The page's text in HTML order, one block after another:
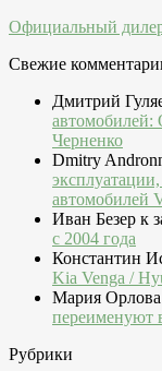
Официальный
Свежие
Дмитрий
Черненко
Dmitry
автомобилей
Иван Безер к
c 2004 года
Константин
Kia Venga /
Мария Орлова
переименуют
Рубрики